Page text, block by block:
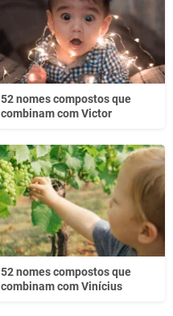
52 nomes compostos que
combinam com Victor
52 nomes compostos que
combinam com Vinícius